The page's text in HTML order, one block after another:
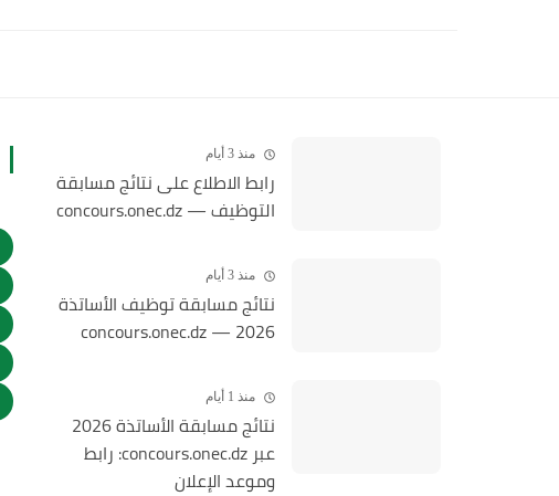
منذ 3 أيام
رابط الاطلاع على نتائج مسابقة
التوظيف — concours.onec.dz
منذ 3 أيام
نتائج مسابقة توظيف الأساتذة
2026 — concours.onec.dz
منذ 1 أيام
نتائج مسابقة الأساتذة 2026
عبر concours.onec.dz: رابط
وموعد الإعلان